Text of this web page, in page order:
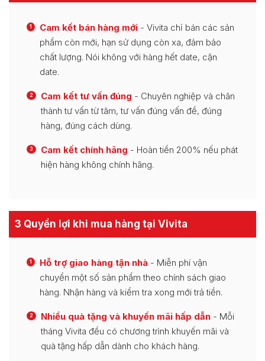
1 Cam kết bán hàng mới - Vivita chỉ bán các sản
phẩm còn mới, hạn sử dụng còn xa, đảm bảo
chất lượng. Nói không với hàng hết date, cận
date.
2 Cam kết tư vấn đúng - Chuyên nghiệp và chân
thành tư vấn từ tâm, tư vấn đúng vấn đề, đúng
hàng, đúng cách dùng.
3 Cam kết chính hãng - Hoàn tiền 200% nếu phát
hiện hàng không chính hãng.
3 Quyền lợi khi mua hàng tại Vivita
1 Hỗ trợ giao hàng tận nhà - Miễn phí vận
chuyển một số sản phẩm theo chính sách giao
hàng. Nhận hàng và kiểm tra xong mới trả tiền.
2 Nhiều quà tặng và khuyến mãi hấp dẫn - Mỗi
tháng Vivita đều có chương trình khuyến mãi và
quà tặng hấp dẫn dành cho khách hàng.